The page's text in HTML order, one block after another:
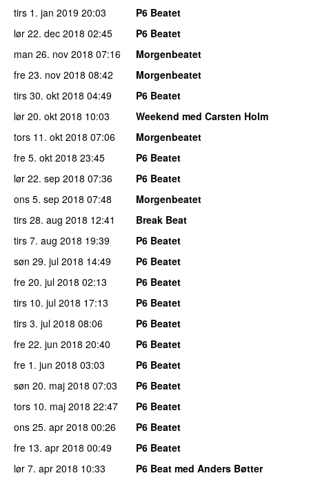
tirs 1. jan 2019 20:03
P6 Beatet
lør 22. dec 2018 02:45
P6 Beatet
man 26. nov 2018 07:16
Morgenbeatet
fre 23. nov 2018 08:42
Morgenbeatet
tirs 30. okt 2018 04:49
P6 Beatet
lør 20. okt 2018 10:03
Weekend med Carsten Holm
tors 11. okt 2018 07:06
Morgenbeatet
fre 5. okt 2018 23:45
P6 Beatet
lør 22. sep 2018 07:36
P6 Beatet
ons 5. sep 2018 07:48
Morgenbeatet
tirs 28. aug 2018 12:41
Break Beat
tirs 7. aug 2018 19:39
P6 Beatet
søn 29. jul 2018 14:49
P6 Beatet
fre 20. jul 2018 02:13
P6 Beatet
tirs 10. jul 2018 17:13
P6 Beatet
tirs 3. jul 2018 08:06
P6 Beatet
fre 22. jun 2018 20:40
P6 Beatet
fre 1. jun 2018 03:03
P6 Beatet
søn 20. maj 2018 07:03
P6 Beatet
tors 10. maj 2018 22:47
P6 Beatet
ons 25. apr 2018 00:26
P6 Beatet
fre 13. apr 2018 00:49
P6 Beatet
lør 7. apr 2018 10:33
P6 Beat med Anders Bøtter